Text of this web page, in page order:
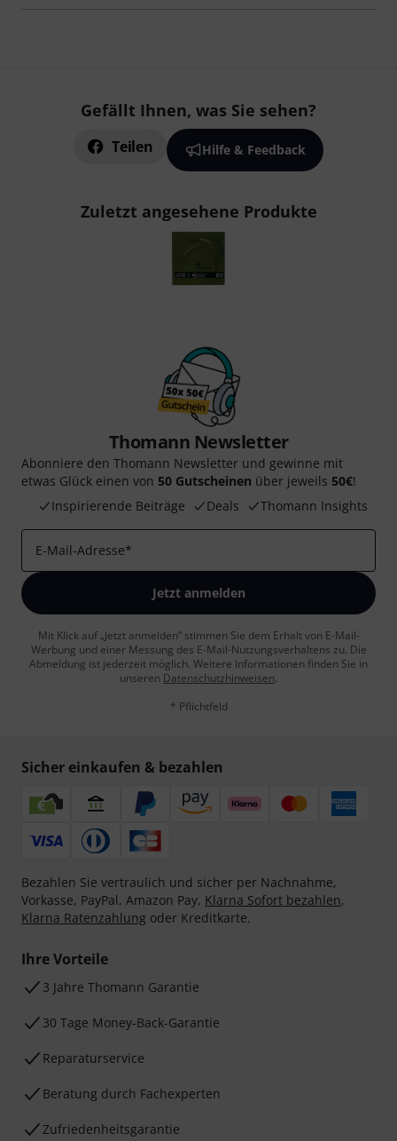
Gefällt Ihnen, was Sie sehen?
Teilen Hilfe & Feedback
Zuletzt angesehene Produkte
Thomann Newsletter
Abonniere den Thomann Newsletter und gewinne mit
etwas Glück einen von 50 Gutscheinen über jeweils 50€!
Inspirierende Beiträge
Deals Thomann Insights
E-Mail-Adresse*
Jetzt anmelden
Mit Klick auf „Jetzt anmelden“ stimmen Sie dem Erhalt von E-Mail-
Werbung und einer Messung des E-Mail-Nutzungsverhaltens zu. Die
Abmeldung ist jederzeit möglich. Weitere Informationen finden Sie in
unseren Datenschutzhinweisen.
* Pflichtfeld
Sicher einkaufen & bezahlen
Bezahlen Sie vertraulich und sicher per Nachnahme,
Vorkasse, PayPal, Amazon Pay, Klarna Sofort bezahlen,
Klarna Ratenzahlung oder Kreditkarte.
Ihre Vorteile
3 Jahre Thomann Garantie
30 Tage Money-Back-Garantie
Reparaturservice
Beratung durch Fachexperten
Zufriedenheitsgarantie